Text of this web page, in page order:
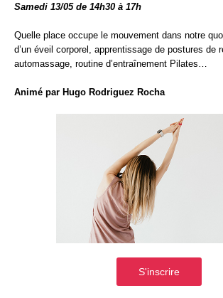
Samedi 13/05 de 14h30 à 17h
Quelle place occupe le mouvement dans notre
d’un éveil corporel, apprentissage de postures de
automassage, routine d’entraînement Pilates…
Animé par Hugo Rodriguez Rocha
S'inscrire